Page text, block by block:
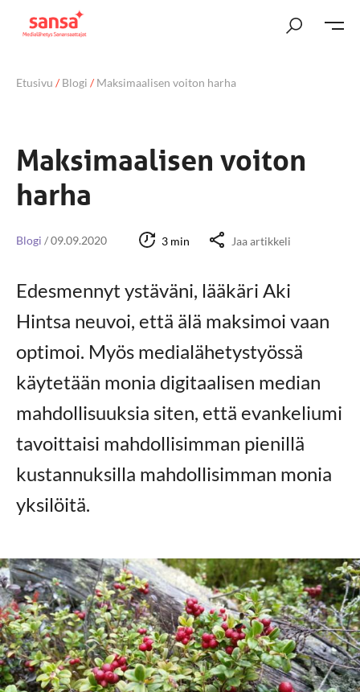
Etusivu /Blogi /Maksimaalisen voiton harha
Maksimaalisen voiton
harha
Blogi /09.09.2020 3 min Jaa artikkeli
Edesmennyt ystäväni, lääkäri Aki
Hintsa neuvoi, että älä maksimoi vaan
optimoi. Myös medialähetystyössä
käytetään monia digitaalisen median
mahdollisuuksia siten, että evankeliumi
tavoittaisi mahdollisimman pienillä
kustannuksilla mahdollisimman monia
yksilöitä.